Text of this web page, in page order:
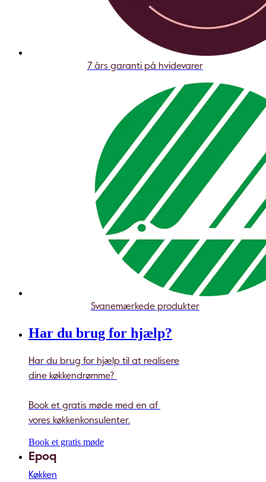
7 års garanti på hvidevarer
Svanemærkede produkter
Har du brug for hjælp?
Har du brug for hjælp til at realisere
dine køkkendrømme?
Book et gratis møde med en af
vores køkkenkonsulenter.
Book et gratis møde
Epoq
Køkken